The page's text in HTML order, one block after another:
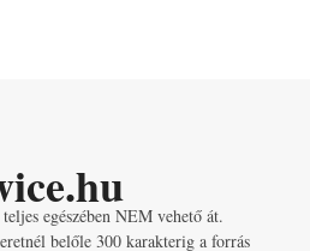
egészében NEM vehető át.
belőle 300 karakterig a forrás